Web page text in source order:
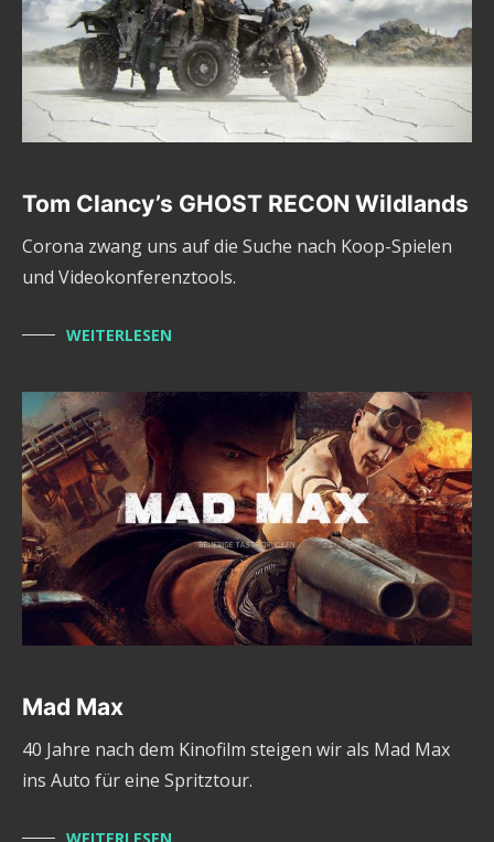
Tom Clancy’s GHOST RECON Wildlands
Corona zwang uns auf die Suche nach Koop-Spielen
und Videokonferenztools.
WEITERLESEN
Mad Max
40 Jahre nach dem Kinofilm steigen wir als Mad Max
ins Auto für eine Spritztour.